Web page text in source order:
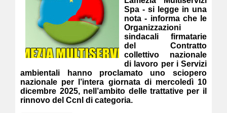
Spa - si legge in una
nota - informa che le
Organizzazioni
sindacali firmatarie
del Contratto
collettivo nazionale
di lavoro per i Servizi
ambientali hanno proclamato uno sciopero
nazionale per l’intera giornata di mercoledì 10
dicembre 2025, nell’ambito delle trattative per il
rinnovo del Ccnl di categoria.